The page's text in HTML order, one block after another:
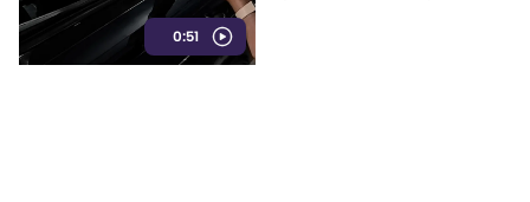
0:51